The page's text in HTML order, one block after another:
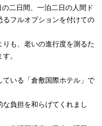
二日間、一泊二日の人間ド
るフルオプションを付けての
も、老いの進行度を測るた
。
いる「倉敷国際ホテル」で
負担を和らげてくれまし